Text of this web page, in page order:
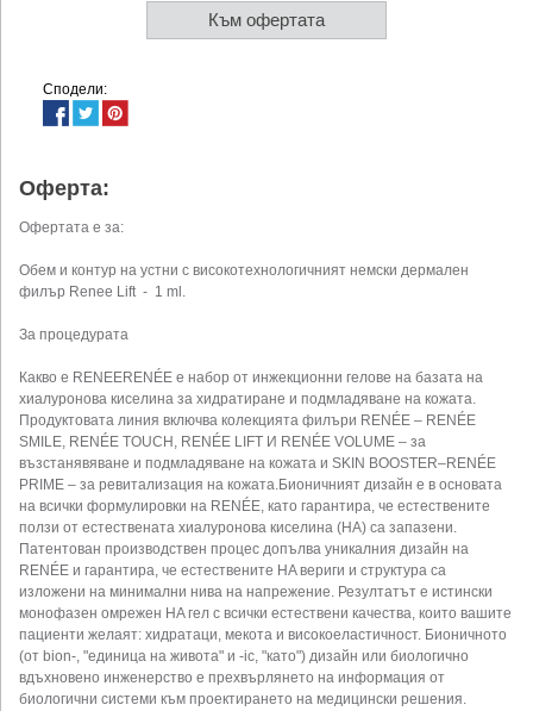
Към офертата
Сподели:
Оферта:
Офертата е за:
Обем и контур на устни с високотехнологичният немски дермален
филър Renee Lift - 1 ml.
За процедурата
Какво е RENEERENÉE е набор от инжекционни гелове на базата на
хиалуронова киселина за хидратиране и подмладяване на кожата.
Продуктовата линия включва колекцията филъри RENÉE – RENÉE
SMILE, RENÉE TOUCH, RENÉE LIFT И RENÉE VOLUME – за
възстанявяване и подмладяване на кожата и SKIN BOOSTER–RENÉE
PRIME – за ревитализация на кожата.Бионичният дизайн е в основата
на всички формулировки на RENÉE, като гарантира, че естествените
ползи от естествената хиалуронова киселина (HA) са запазени.
Патентован производствен процес допълва уникалния дизайн на
RENÉE и гарантира, че естествените HA вериги и структура са
изложени на минимални нива на напрежение. Резултатът е истински
монофазен омрежен HA гел с всички естествени качества, които вашите
пациенти желаят: хидратаци, мекота и високоеластичност. Бионичното
(от bion-, "единица на живота" и -ic, "като") дизайн или биологично
вдъхновено инженерство е прехвърлянето на информация от
биологични системи към проектирането на медицински решения.